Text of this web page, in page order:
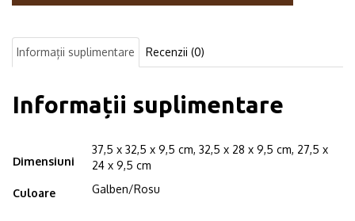
din
in
forma
prindere
galben/rosu
Informații suplimentare Recenzii (0)
Informații suplimentare
Dimensiuni
37,5 x 32,5 x 9,5 cm, 32,5 x 28 x 9,5 cm, 27,5 x
24 x 9,5 cm
Culoare Galben/Rosu